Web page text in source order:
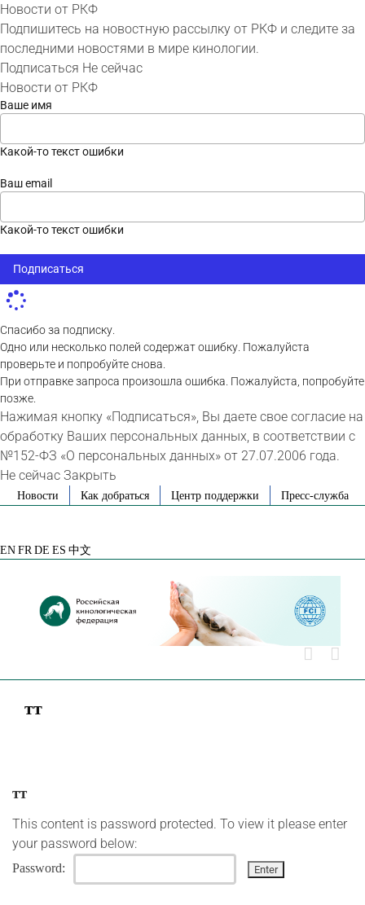
Новости от РКФ
Подпишитесь на новостную рассылку от РКФ и следите за
последними новостями в мире кинологии.
Подписаться Не сейчас
Новости от РКФ
Ваше имя
Какой-то текст ошибки
Ваш email
Какой-то текст ошибки
Подписаться
Спасибо за подписку.
Одно или несколько полей содержат ошибку. Пожалуйста
проверьте и попробуйте снова.
При отправке запроса произошла ошибка. Пожалуйста, попробуйте
позже.
Нажимая кнопку «Подписаться», Вы даете свое согласие на
обработку Ваших персональных данных, в соответствии с
№152-ФЗ «О персональных данных» от 27.07.2006 года.
Не сейчас Закрыть
SkipНовости Как добраться Центр поддержки Пресс-служба
EN FR DE ES 中文
тт
тт
This content is password protected. To view it please enter
your password below:
Password: